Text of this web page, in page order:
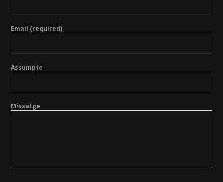
Email (required)
Assumpte
Missatge